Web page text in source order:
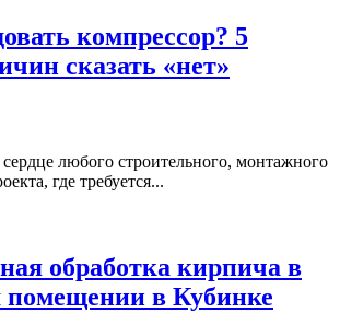
компрессор? 5
сказать «нет»
любого строительного, монтажного
где требуется...
обработка кирпича в
помещении в Кубинке